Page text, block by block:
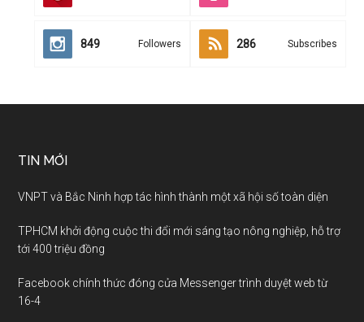
849 Followers 286 Subscribes
TIN MỚI
VNPT và Bắc Ninh hợp tác hình thành một xã hội số toàn diện
TPHCM khởi động cuộc thi đổi mới sáng tạo nông nghiệp, hỗ trợ
tới 400 triệu đồng
Facebook chính thức đóng cửa Messenger trình duyệt web từ
16-4